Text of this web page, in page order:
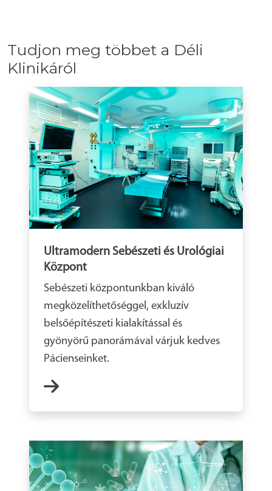
Tudjon meg többet a Déli
Klinikáról
Ultramodern Sebészeti és Urológiai
Központ
Sebészeti központunkban kiváló
megközelíthetőséggel, exkluzív
belsőépítészeti kialakítással és
gyönyörű panorámával várjuk kedves
Pácienseinket.